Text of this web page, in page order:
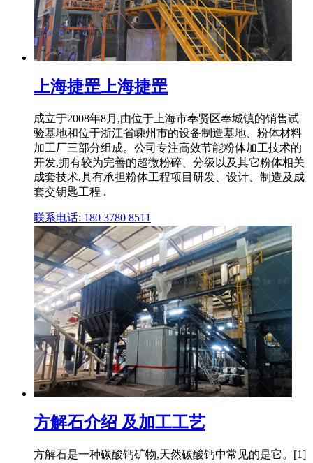
上海捷罡上海捷罡
成立于2008年8月,由位于上海市奉贤区奉城镇的销售试
验基地和位于浙江省嵊州市的设备制造基地、粉体材料
加工厂三部分组成。公司专注高效节能粉体加工技术的
开发,拥有较为完善的超微粉碎、分级以及其它粉体相关
成套技术,具有承担粉体工程项目研发、设计、制造及成
套交钥匙工程 .
联系电话: 180 3780 8511
方解石介绍 及加工工艺
方解石是一种碳酸钙矿物,天然碳酸钙中常见的是它。[1]